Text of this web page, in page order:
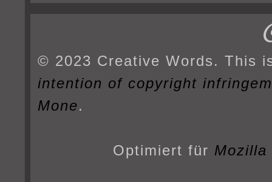
© 2023 Creative Words. This
intention of copyright
Mone.
Optimiert für